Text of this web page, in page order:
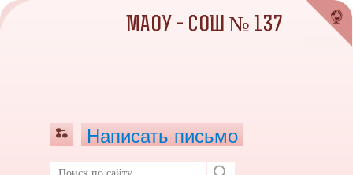
МАОУ - СОШ № 137
Написать письмо